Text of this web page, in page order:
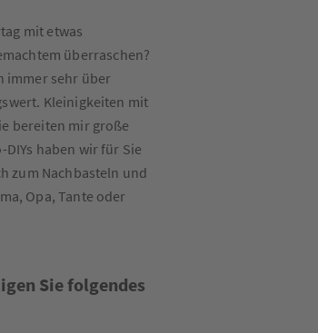
mit etwas
überraschen?
immer sehr über
Kleinigkeiten mit
bereiten mir große
haben wir für Sie
zum Nachbasteln und
Opa, Tante oder
Sie folgendes